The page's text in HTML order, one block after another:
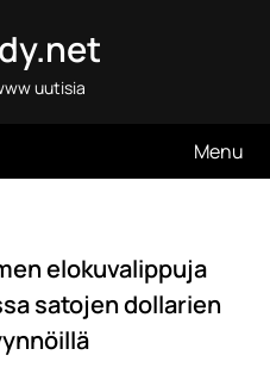
uutisia
Menu
elokuvalippuja
satojen dollarien